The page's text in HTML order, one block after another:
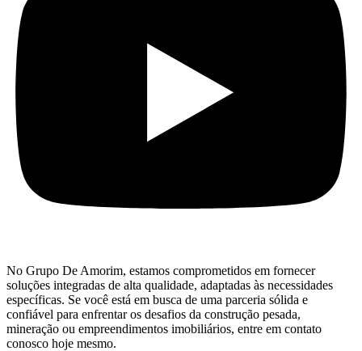
No Grupo De Amorim, estamos comprometidos em fornecer
soluções integradas de alta qualidade, adaptadas às necessidades
específicas. Se você está em busca de uma parceria sólida e
confiável para enfrentar os desafios da construção pesada,
mineração ou empreendimentos imobiliários, entre em contato
conosco hoje mesmo.